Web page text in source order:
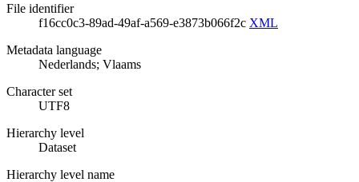
File identifier
f16cc0c3-89ad-49af-a569-e3873b066f2c XML
Metadata language
Nederlands; Vlaams
Character set
UTF8
Hierarchy level
Dataset
Hierarchy level name